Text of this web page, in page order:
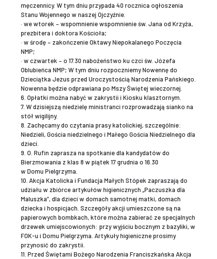
męczennicy. W tym dniu przypada 40 rocznica ogłoszenia
Stanu Wojennego w naszej Ojczyźnie.
· we wtorek – wspomnienie wspomnienie św. Jana od Krzyża,
prezbitera i doktora Kościoła;
· w środę – zakończenie Oktawy Niepokalanego Poczęcia
NMP;
· w czwartek – o 17.30 nabożeństwo ku czci św. Józefa
Oblubieńca NMP; W tym dniu rozpoczniemy Nowennę do
Dzieciątka Jezus przed Uroczystością Narodzenia Pańskiego.
Nowenna będzie odprawiana po Mszy Świętej wieczornej.
6. Opłatki można nabyć w zakrystii i Kiosku klasztornym.
7. W dzisiejszą niedzielę ministranci rozprowadzają sianko na
stół wigilijny.
8. Zachęcamy do czytania prasy katolickiej, szczególnie:
Niedzieli, Gościa niedzielnego i Małego Gościa Niedzielnego dla
dzieci.
9. O. Rufin zaprasza na spotkanie dla kandydatów do
Bierzmowania z klas 8 w piątek 17 grudnia o 16.30
w Domu Pielgrzyma.
10. Akcja Katolicka i Fundacja Małych Stópek zapraszają do
udziału w zbiórce artykułów higienicznych „Paczuszka dla
Maluszka”, dla dzieci w domach samotnej matki, domach
dziecka i hospicjach. Szczegóły akcji umieszczone są na
papierowych bombkach, które można zabierać ze specjalnych
drzewek umiejscowionych: przy wyjściu bocznym z bazyliki, w
FOK-u i Domu Pielgrzyma. Artykuły higieniczne prosimy
przynosić do zakrystii.
11. Przed Świętami Bożego Narodzenia Franciszkańska Akcja